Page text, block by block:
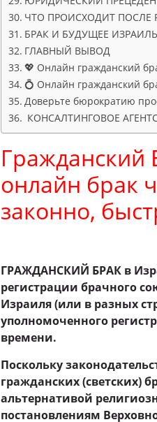
ЧТО ПРОИСХОДИТ ПОСЛЕ
БРАК И БУДУЩЕЕ
ГЛАВНЫЙ ВЫВОД
💖 Онлайн гражданский
💍 Онлайн гражданский
Доверьте бюрократию
КОНСАЛТИНГОВОЕ
Гражданский
онлайн брак
законно,
ГРАЖДАНСКИЙ БРАК в
регистрации брачного
Израиля (или в разных
уполномоченного
времени.
Поскольку
гражданских (светских)
альтернативой
постановлениям